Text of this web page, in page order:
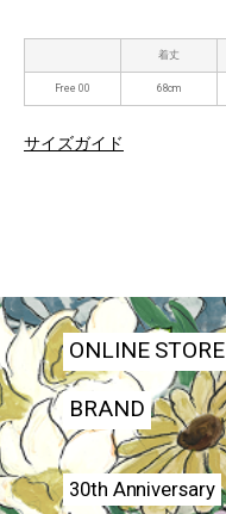
着丈
Free 00 68cm
サイズガイド
ONLINE STORE
BRAND
30th Anniversary